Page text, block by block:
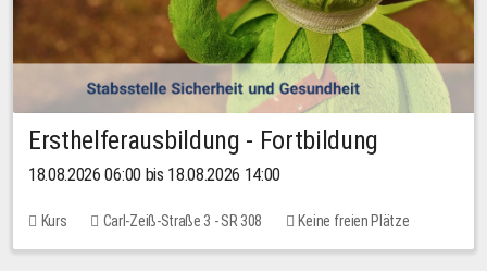
Ersthelferausbildung - Fortbildung
18.08.2026 06:00 bis 18.08.2026 14:00
Kurs Carl-Zeiß-Straße 3 - SR 308 Keine freien Plätze